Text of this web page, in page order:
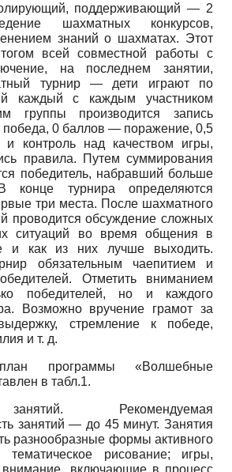
поддерживающий — 2
шахматных конкурсов,
знаний о шахматах. Этот
всей совместной работы с
на последнем занятии,
турнир — дети играют по
каждый с каждым участником
группы производится запись
0 баллов — поражение, 0,5
контроль над качеством игры,
правила. Путем суммирования
победитель, набравший больше
конце турнира определяются
три места. После шахматного
проводится обсуждение сложных
ситуаций во время общения в
и как из них лучше выходить.
обязательным чаепитием и
Отметить вниманием
победителей, но и каждого
Возможно вручение грамот за
стремление к победе,
и т. д.
план программы «Волшебные
в табл.1.
Рекомендуемая
занятий — до 45 минут. Занятия
разнообразные формы активного
тематическое рисование; игры,
внимание, включающие в процесс